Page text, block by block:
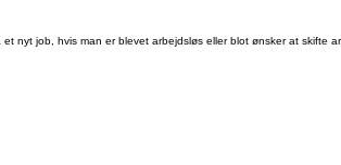
nyt job, hvis man er blevet arbejdsløs eller blot ønsker at skifte